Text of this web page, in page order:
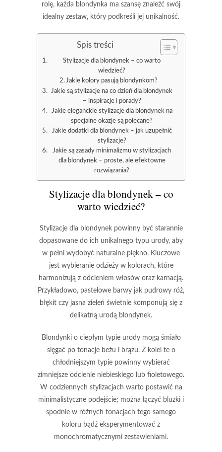
rolę, każda blondynka ma szansę znaleźć swój
idealny zestaw, który podkreśli jej unikalność.
Spis treści
Stylizacje dla blondynek – co warto
wiedzieć?
Jakie kolory pasują blondynkom?
Jakie są stylizacje na co dzień dla blondynek
– inspiracje i porady?
Jakie eleganckie stylizacje dla blondynek na
specjalne okazje są polecane?
Jakie dodatki dla blondynek – jak uzupełnić
stylizacje?
Jakie są zasady minimalizmu w stylizacjach
dla blondynek – proste, ale efektowne
rozwiązania?
Stylizacje dla blondynek – co
warto wiedzieć?
Stylizacje dla blondynekpowinny być starannie
dopasowane do ich unikalnego typu urody, aby
w pełni wydobyć naturalne piękno. Kluczowe
jest wybieranie odzieży w kolorach, które
harmonizują z odcieniem włosów oraz karnacją.
Przykładowo, pastelowe barwy jak pudrowy róż,
błękit czy jasna zieleń świetnie komponują się z
delikatną urodą blondynek.
Blondynki o ciepłym typie urody mogą śmiało
sięgać po tonacje beżu i brązu. Z kolei te o
chłodniejszym typie powinny wybierać
zimniejsze odcienie niebieskiego lub fioletowego.
W codziennych stylizacjach warto postawić na
minimalistyczne podejście; można łączyć bluzki i
spodnie w różnych tonacjach tego samego
koloru bądź eksperymentować z
monochromatycznymi zestawieniami.